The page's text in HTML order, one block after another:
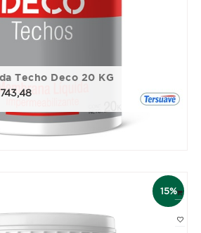
Techo Deco 20 KG
15%